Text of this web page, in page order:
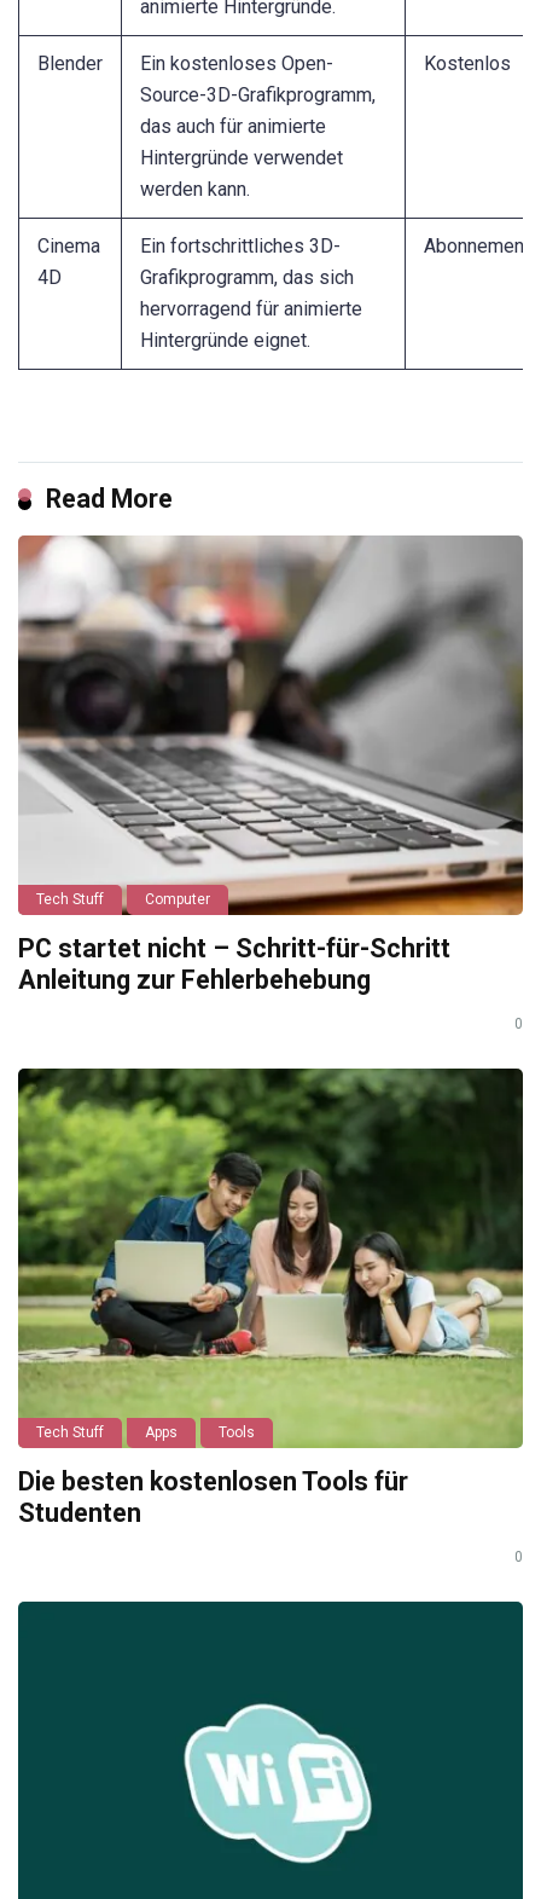
animierte Hintergründe.
Blender
Ein kostenloses Open-
Source-3D-Grafikprogramm,
das auch für animierte
Hintergründe verwendet
werden kann.
Kostenlos
Cinema
4D
Ein fortschrittliches 3D-
Grafikprogramm, das sich
hervorragend für animierte
Hintergründe eignet.
Read More
Tech Stuff Computer
PC startet nicht – Schritt-für-Schritt
Anleitung zur Fehlerbehebung
0
Tech Stuff Apps Tools
Die besten kostenlosen Tools für
Studenten
0